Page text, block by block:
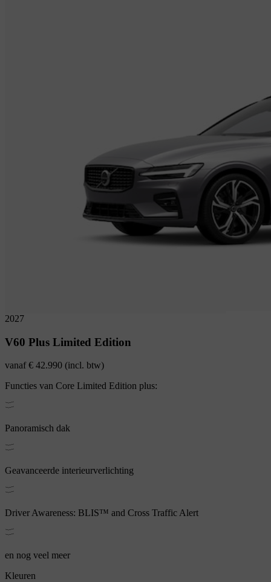
2027
V60 Plus Limited Edition
vanaf€ 42.990 (incl. btw)
Functies van Core Limited Edition plus:
Panoramisch dak
Geavanceerde interieurverlichting
Driver Awareness: BLIS™ and Cross Traffic Alert
en nog veel meer
Kleuren